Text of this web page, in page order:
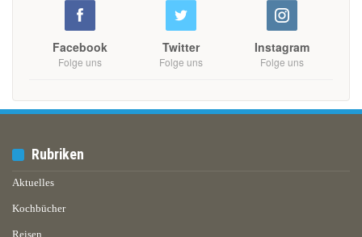
Facebook
Folge uns
Twitter
Folge uns
Instagram
Folge uns
Rubriken
Aktuelles
Kochbücher
Reisen